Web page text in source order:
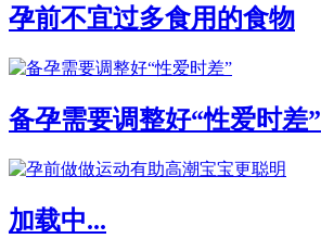
孕前不宜过多食用的食物
备孕需要调整好“性爱时差”
加载中...